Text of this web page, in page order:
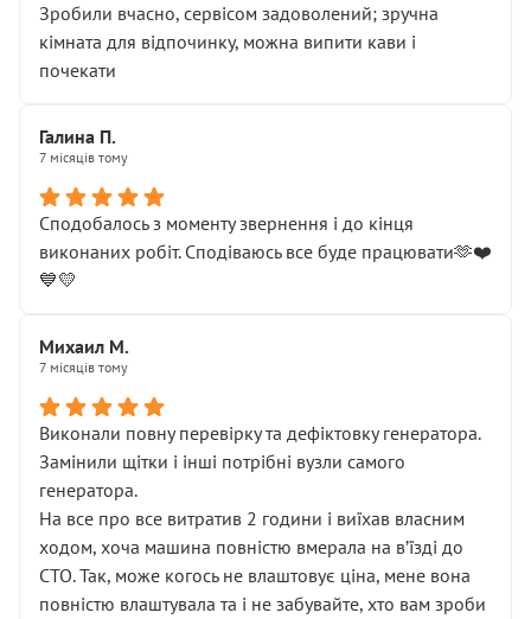
Зробили вчасно, сервісом задоволений; зручна
кімната для відпочинку, можна випити кави і
почекати
Галина П.
7 місяців тому
Сподобалось з моменту звернення і до кінця
виконаних робіт. Сподіваюсь все буде працювати🫶❤️
💙💛
Михаил М.
7 місяців тому
Виконали повну перевірку та дефіктовку генератора.
Замінили щітки і інші потрібні вузли самого
генератора.
На все про все витратив 2 години і виїхав власним
ходом, хоча машина повністю вмерала на вʼїзді до
СТО. Так, може когось не влаштовує ціна, мене вона
повністю влаштувала та і не забувайте, хто вам зроби